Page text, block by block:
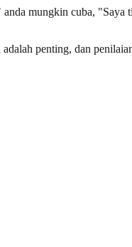
mungkin cuba, "Saya
penting, dan